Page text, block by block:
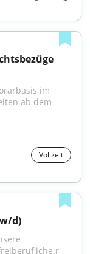
im
ab dem
Vollzeit
d)